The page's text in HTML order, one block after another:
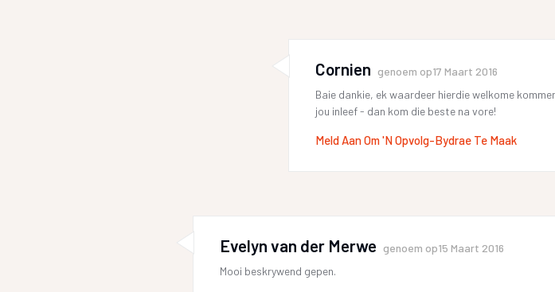
Cornien genoem op17 Maart 2016
Baie dankie, ek waardeer hierdie welkome
jou inleef - dan kom die beste na vore!
Meld Aan Om 'n Opvolg-Bydrae Te Maak
Evelyn van der Merwe genoem op15 Maart 2016
Mooi beskrywend gepen.